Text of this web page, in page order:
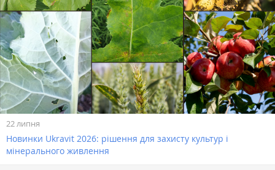
22 липня
Новинки Ukravit 2026: рішення для захисту культур і
мінерального живлення